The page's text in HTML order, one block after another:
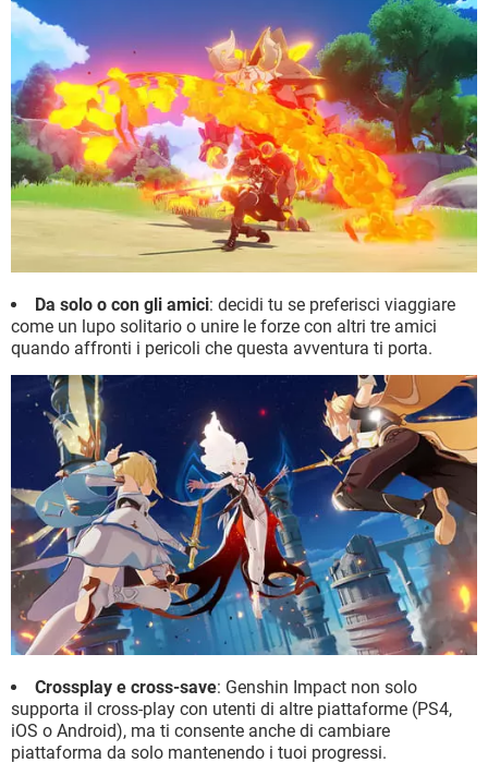
Da solo o con gli amici: decidi tu se preferisci viaggiare
come un lupo solitario o unire le forze con altri tre amici
quando affronti i pericoli che questa avventura ti porta.
Crossplay e cross-save: Genshin Impact non solo
supporta il cross-play con utenti di altre piattaforme (PS4,
iOS o Android), ma ti consente anche di cambiare
piattaforma da solo mantenendo i tuoi progressi.